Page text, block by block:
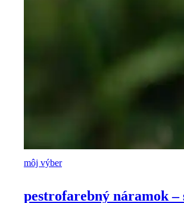
môj výber
pestrofarebný náramok –